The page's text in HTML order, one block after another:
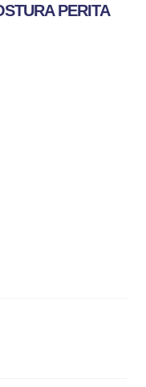
PERITA